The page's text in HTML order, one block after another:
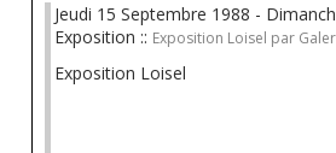
Jeudi 15 Septembre 1988 -
Exposition :: Exposition Loisel par
Exposition Loisel